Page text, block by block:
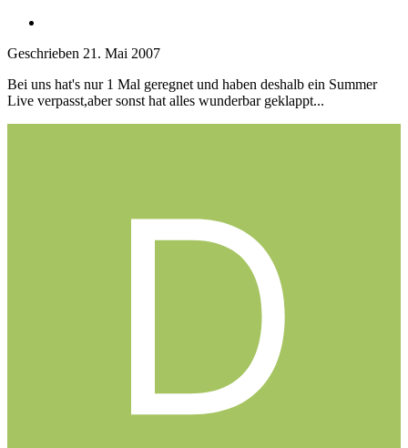
Geschrieben 21. Mai 2007
Bei uns hat's nur 1 Mal geregnet und haben deshalb ein Summer
Live verpasst,aber sonst hat alles wunderbar geklappt...